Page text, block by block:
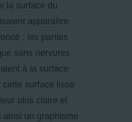
la surface du
apparaître
; les parties
sans nervures
à la surface
cette surface lisse
plus claire et
ainsi un graphisme